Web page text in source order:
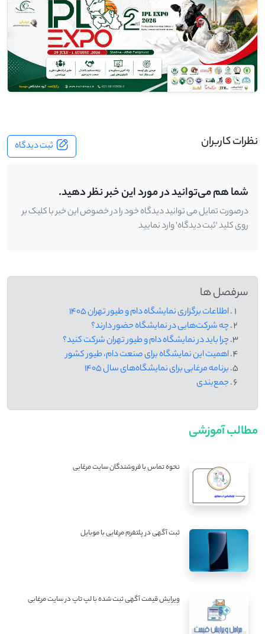
نظرات کاربران ثبت دیدگاه
شما هم می‌توانید در مورد این خبر نظر دهید.
درصورت تمایل می توانید دیدگاه خود را در خصوص این خبر با کلیک بر
روی کلید 'ثبت دیدگاه' وارد نمایید
سرفصل ها
اطلاعات برگزاری نمایشگاه دام و طیور تهران ۱۴۰۵
چه شرکت‌هایی در نمایشگاه حضور دارند؟
چرا باید در نمایشگاه دام و طیور تهران شرکت کنید؟
اهمیت این نمایشگاه برای صنعت دام، طیور کشور
برنامه مرغابی برای نمایشگاه‌های سال ۱۴۰۵
جمع‌بندی
مطالب آموزشی
نحوه تماس با فروشندگان سایت مرغابی
ثبت آگهی در پلتفرم مرغابی با موبایل
ویرایش قیمت آگهی ثبت شده با لپ تاپ در سایت مرغابی